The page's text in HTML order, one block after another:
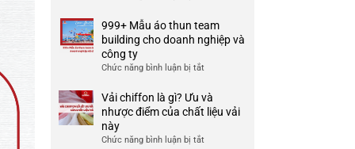
ở
TP
Ưu
và
điểm
nó
Áo
đồng
phục
và
chất
cao
999+ Mẫu áo thun team
building cho doanh nghiệp và
công ty
Chức năng bình luận bị tắtở
Mẫu
áo
thun
Vải chiffon là gì? Ưu và
nhược điểm của chất liệu vải
này
Chức năng bình luận bị tắtở